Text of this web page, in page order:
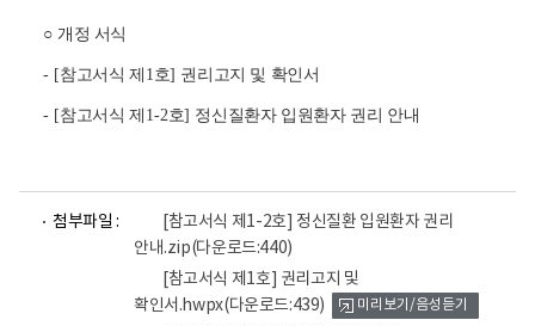
○ 개정 서식
- [참고서식 제 1호] 권리고지 및 확인서
- [참고서식 제 1-2호] 정신질환자 입원환자 권리 안내
첨부파일 :
[참고서식 제1-2호] 정신질환 입원환자 권리
안내.zip(다운로드:440)
[참고서식 제1호] 권리고지 및
확인서.hwpx(다운로드:439) 미리보기/음성듣기